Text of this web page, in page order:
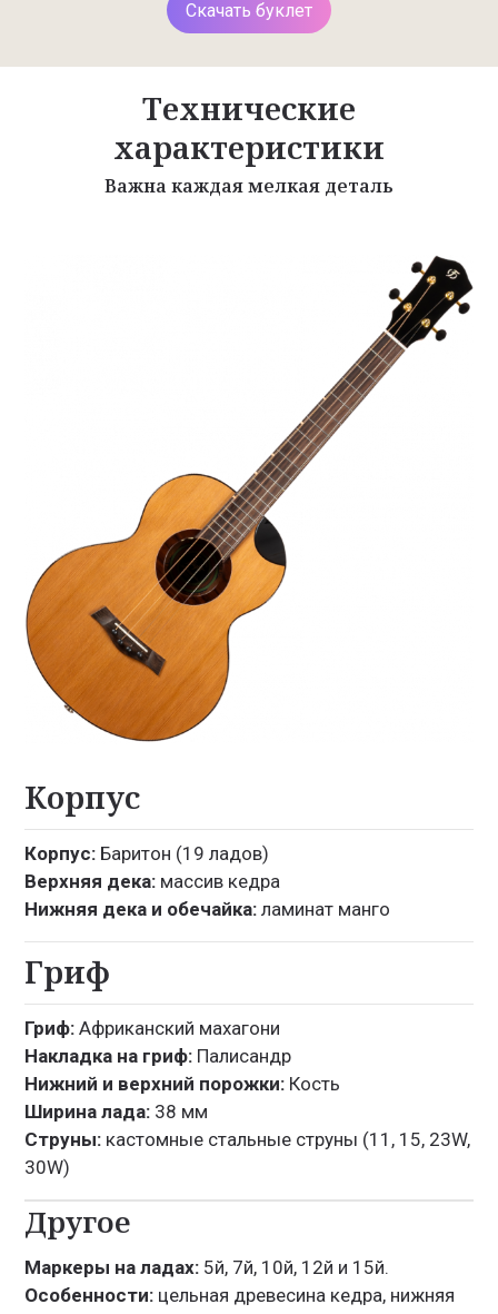
Скачать буклет
Технические
характеристики
Важна каждая мелкая деталь
Корпус
Корпус: Баритон (19 ладов)
Верхняя дека: массив кедра
Нижняя дека и обечайка: ламинат манго
Гриф
Гриф: Африканский махагони
Накладка на гриф: Палисандр
Нижний и верхний порожки: Кость
Ширина лада: 38 мм
Струны: кастомные стальные струны (11, 15, 23W,
30W)
Другое
Маркеры на ладах: 5й, 7й, 10й, 12й и 15й.
Особенности: цельная древесина кедра, нижняя